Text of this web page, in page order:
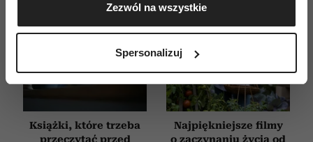
geograficznej z dokładnością nawet do kilku metrów
Identyfikować Twoje urządzenie, aktywnie
(fingerprinting, czyli wirtualny odcisk palca)
dane są przetwarzane oraz ustaw własne preferencje w
sekcji szczegółów. W Deklaracji plików cookie możesz
zmienić lub wycofać swoją zgodę w dowolnej chwili.
Zezwól na wszystkie
Spersonalizuj
Książki, które trzeba
przeczytać przed
Najpiękniejsze filmy
o zaczynaniu życia od